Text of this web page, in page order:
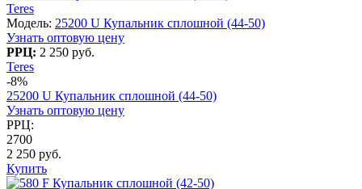
Teres
Модель: 25200 U Купальник сплошной (44-50)
Узнать оптовую цену
РРЦ: 2 250 руб.
Teres
-8%
25200 U Купальник сплошной (44-50)
Узнать оптовую цену
РРЦ:
2700
2 250 руб.
Купить